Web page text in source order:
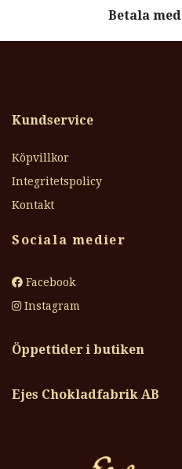
Betala med
Kundservice
Köpvillkor
Integritetspolicy
Kontakt
Sociala medier
Facebook
Instagram
Öppettider i butiken
Ejes Chokladfabrik AB